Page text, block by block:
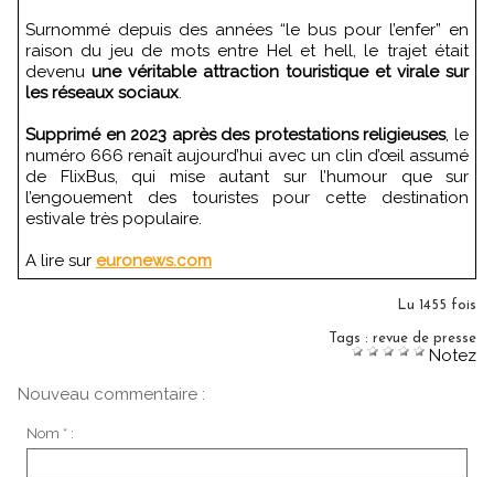
Surnommé depuis des années “le bus pour l’enfer” en
raison du jeu de mots entre Hel et hell, le trajet était
devenu une véritable attraction touristique et virale sur
les réseaux sociaux.
Supprimé en 2023 après des protestations religieuses, le
numéro 666 renaît aujourd’hui avec un clin d’œil assumé
de FlixBus, qui mise autant sur l’humour que sur
l’engouement des touristes pour cette destination
estivale très populaire.
A lire sur euronews.com
Lu 1455 fois
Tags : revue de presse
Notez
Nouveau commentaire :
Nom * :